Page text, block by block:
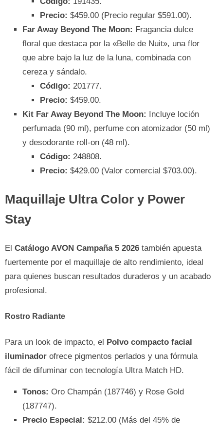
Precio: $459.00 (Precio regular $591.00).
Far Away Beyond The Moon: Fragancia dulce
floral que destaca por la «Belle de Nuit», una flor
que abre bajo la luz de la luna, combinada con
cereza y sándalo.
Código: 201777.
Precio: $459.00.
Kit Far Away Beyond The Moon: Incluye loción
perfumada (90 ml), perfume con atomizador (50 ml)
y desodorante roll-on (48 ml).
Código: 248808.
Precio: $429.00 (Valor comercial $703.00).
Maquillaje Ultra Color y Power
Stay
El Catálogo AVON Campaña 5 2026 también apuesta
fuertemente por el maquillaje de alto rendimiento, ideal
para quienes buscan resultados duraderos y un acabado
profesional.
Rostro Radiante
Para un look de impacto, el Polvo compacto facial
iluminador ofrece pigmentos perlados y una fórmula
fácil de difuminar con tecnología Ultra Match HD.
Tonos: Oro Champán (187746) y Rose Gold
(187747).
Precio Especial: $212.00 (Más del 45% de